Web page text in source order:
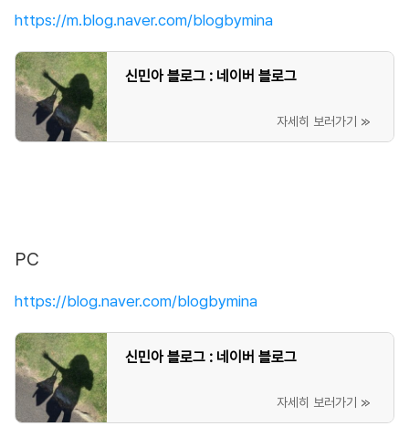
https://m.blog.naver.com/blogbymina
신민아 블로그 : 네이버 블로그
PC
https://blog.naver.com/blogbymina
신민아 블로그 : 네이버 블로그